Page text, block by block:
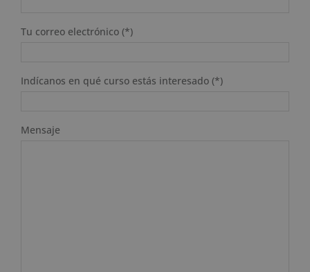
Tu correo electrónico (*)
Indícanos en qué curso estás interesado (*)
Mensaje